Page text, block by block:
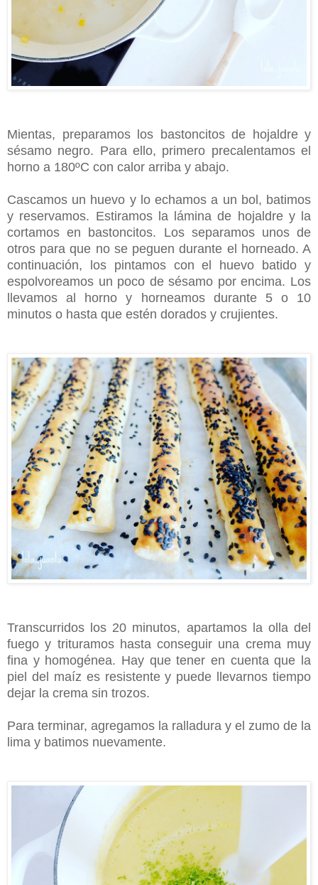
Mientas, preparamos los bastoncitos de hojaldre y
sésamo negro. Para ello, primero precalentamos el
horno a 180ºC con calor arriba y abajo.
Cascamos un huevo y lo echamos a un bol, batimos
y reservamos. Estiramos la lámina de hojaldre y la
cortamos en bastoncitos. Los separamos unos de
otros para que no se peguen durante el horneado. A
continuación, los pintamos con el huevo batido y
espolvoreamos un poco de sésamo por encima. Los
llevamos al horno y horneamos durante 5 o 10
minutos o hasta que estén dorados y crujientes.
Transcurridos los 20 minutos, apartamos la olla del
fuego y trituramos hasta conseguir una crema muy
fina y homogénea. Hay que tener en cuenta que la
piel del maíz es resistente y puede llevarnos tiempo
dejar la crema sin trozos.
Para terminar, agregamos la ralladura y el zumo de la
lima y batimos nuevamente.